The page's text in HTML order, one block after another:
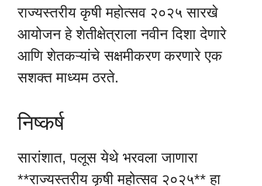
राज्यस्तरीय कृषी महोत्सव २०२५ सारखे
आयोजन हे शेतीक्षेत्राला नवीन दिशा देणारे
आणि शेतकऱ्यांचे सक्षमीकरण करणारे एक
सशक्त माध्यम ठरते.
निष्कर्ष
सारांशात, पलूस येथे भरवला जाणारा
**राज्यस्तरीय कृषी महोत्सव २०२५** हा